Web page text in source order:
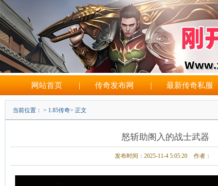
网站首页 | 传奇发布网 | 最新传奇私服
当前位置： > 1.85传奇> 正文
怒斩助阁入的战士武器
发布时间：2025-11-4 5:05:20 作者：